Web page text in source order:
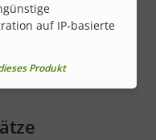
auf IP-basierte
Produkt